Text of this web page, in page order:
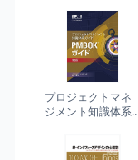
プロジェクトマネ
ジメント知識体系